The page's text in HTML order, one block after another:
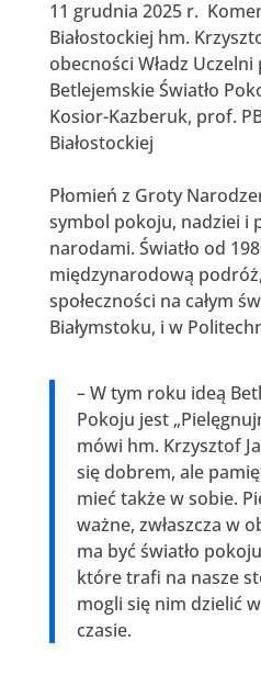
11 grudnia 2025 r.
Białostockiej hm.
obecności Władz Uczelni
Betlejemskie Światło
Kosior-Kazberuk, prof.
Białostockiej
Płomień z Groty
symbol pokoju, nadziei i
narodami. Światło od
międzynarodową
społeczności na całym
Białymstoku, i w
– W tym roku ideą
Pokoju jest
mówi hm. Krzysztof
się dobrem, ale
mieć także w sobie.
ważne, zwłaszcza w
ma być światło
które trafi na nasze
mogli się nim dzielić
czasie.